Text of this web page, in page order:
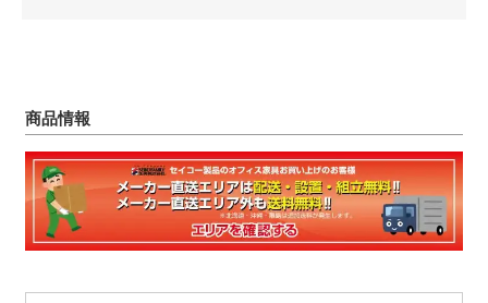
商品情報